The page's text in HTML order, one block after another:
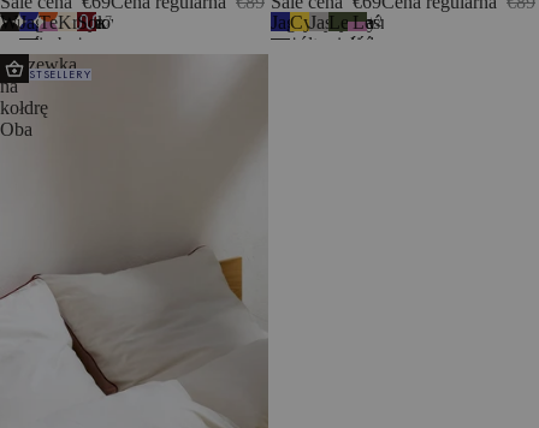
Wulkaniczna
czerń
kremowa
biel
Jagodowy
mus
i
kremowa
biel
Terakota
i
wrzosowy
Kremowy
beż
i
kremowa
Sok
z
wiśni
i
7
Jagodowy
mus
Cytrynowy
żółty
Jasna
szarość
Leśna
zieleń
Leśna
zieleń
2
Poszewka
na
kołdrę
Oba
BESTSELLERY